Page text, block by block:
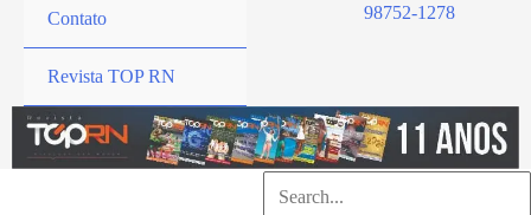
Contato
Revista TOP RN
98752-1278
Pesquisar